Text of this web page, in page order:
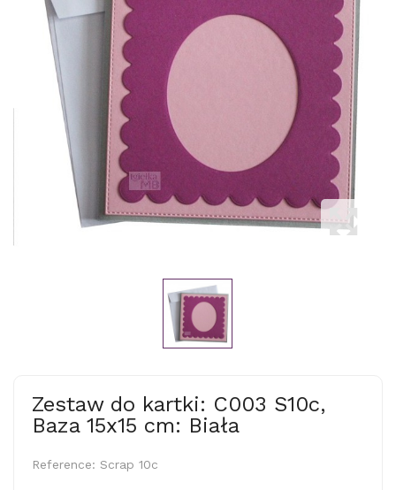
Zestaw do kartki: C003 S10c,
Baza 15x15 cm: Biała
Reference: Scrap 10c